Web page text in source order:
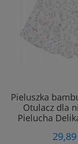
Pieluszka
Otulacz dla
Pielucha
29,89